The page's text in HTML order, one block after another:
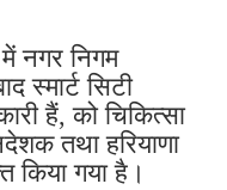
नगर निगम
स्मार्ट सिटी
हैं, को चिकित्सा
तथा हरियाणा
किया गया है।